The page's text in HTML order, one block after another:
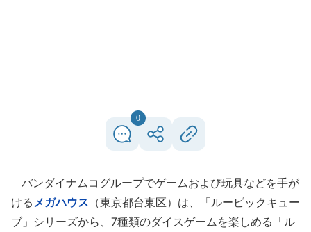
0
バンダイナムコグループでゲームおよび玩具などを手が
けるメガハウス （東京都台東区）は、「ルービックキュー
ブ」シリーズから、7種類のダイスゲームを楽しめる「ル